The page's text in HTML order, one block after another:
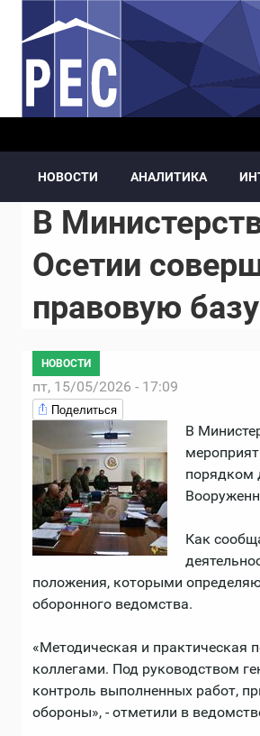
Перейти к основному содержанию
НОВОСТИ АНАЛИТИКА
В
Осетии
правовую базу
НОВОСТИ
пт, 15/05/2026 - 17:09
Поделиться
В
порядком
Как
положения, которыми
оборонного ведомства.
«Методическая и практическая
коллегами. Под руководством
контроль выполненных работ,
обороны», - отметили в